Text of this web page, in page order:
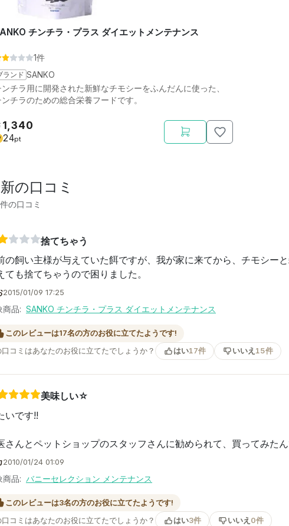
チンチラ・プラス ダイエットメンテナンス
1件
ランド SANKO
ンチラ用に開発された新鮮なチモシーをふんだんに使った、
ンチラのための総合栄養フードです。
1,340
24pt
の口コミ
の口コミ
捨てちゃう
の飼い主様が与えていた餌ですが、我が家に来てから、チモシー
ても捨てちゃうので困りました。
2015/01/09 17:25
商品: SANKO チンチラ・プラス ダイエットメンテナンス
このレビューは17名の方のお役に立てたようです!
口コミはあなたのお役に立てたでしょうか？ はい17件 いいえ 15件
美味しい☆
いです!!
さんとペットショップのスタッフさんに勧められて、買ってみた
2010/01/24 01:09
商品: バニーセレクション メンテナンス
このレビューは3名の方のお役に立てたようです!
口コミはあなたのお役に立てたでしょうか？ はい3件 いいえ 0件